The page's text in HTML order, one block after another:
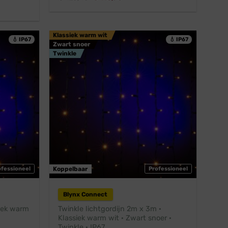
💧 IP67
warm
💧 IP67
Professioneel
Klassiek warm wit
Zwart snoer
Twinkle
Koppelbaar
Blynx Connect
Twinkle lichtgordijn 2m x 3m ·
Klassiek warm wit · Zwart snoer ·